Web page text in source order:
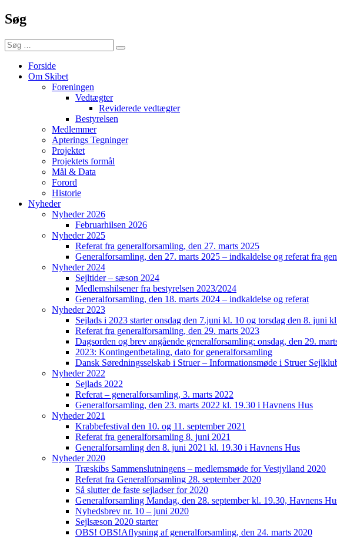
Søg
Søg
efter:
Søg
Forside
Om Skibet
Foreningen
Vedtægter
Reviderede vedtægter
Bestyrelsen
Medlemmer
Apterings Tegninger
Projektet
Projektets formål
Mål & Data
Forord
Historie
Nyheder
Nyheder 2026
Februarhilsen 2026
Nyheder 2025
Referat fra generalforsamling, den 27. marts 2025
Generalforsamling, den 27. marts 2025 – indkaldelse og referat fra
Nyheder 2024
Sejltider – sæson 2024
Medlemshilsener fra bestyrelsen 2023/2024
Generalforsamling, den 18. marts 2024 – indkaldelse og referat
Nyheder 2023
Sejlads i 2023 starter onsdag den 7.juni kl. 10 og torsdag den 8. juni
Referat fra generalforsamling, den 29. marts 2023
Dagsorden og brev angående generalforsamling: onsdag, den 29.
2023: Kontingentbetaling, dato for generalforsamling
Dansk Søredningsselskab i Struer – Informationsmøde i Struer
Nyheder 2022
Sejlads 2022
Referat – generalforsamling, 3. marts 2022
Generalforsamling, den 23. marts 2022 kl. 19.30 i Havnens Hus
Nyheder 2021
Krabbefestival den 10. og 11. september 2021
Referat fra generalforsamling 8. juni 2021
Generalforsamling den 8. juni 2021 kl. 19.30 i Havnens Hus
Nyheder 2020
Træskibs Sammenslutningens – medlemsmøde for Vestjylland 2020
Referat fra Generalforsamling 28. september 2020
Så slutter de faste sejladser for 2020
Generalforsamling Mandag, den 28. september kl. 19.30, Havnens
Nyhedsbrev nr. 10 – juni 2020
Sejlsæson 2020 starter
OBS! OBS!Aflysning af generalforsamling, den 24. marts 2020